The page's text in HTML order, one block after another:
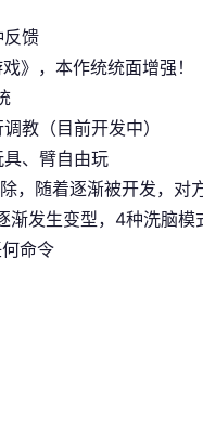
反馈
》，本作统统面增强！
教（目前开发中）
、臂自由玩
，随着逐渐被开发，对
渐发生变型，4种洗脑模
命令